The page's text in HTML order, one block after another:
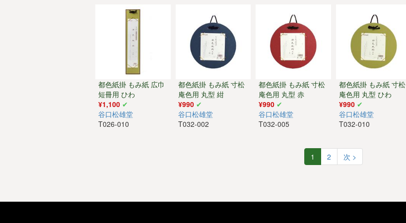
都色紙掛 もみ紙 広巾
短冊用 ひわ
¥1,100
谷口松雄堂
T026-010
都色紙掛 もみ紙 寸松
庵色用 丸型 紺
¥990
谷口松雄堂
T032-002
都色紙掛 もみ紙 寸松
庵色用 丸型 赤
¥990
谷口松雄堂
T032-005
都色紙掛 もみ紙 寸松
庵色用 丸型 ひわ
¥990
谷口松雄堂
T032-010
1 2 次 >